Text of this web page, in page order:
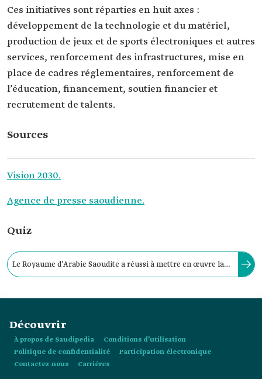
Ces initiatives sont réparties en huit axes :
développement de la technologie et du matériel,
production de jeux et de sports électroniques et autres
services, renforcement des infrastructures, mise en
place de cadres réglementaires, renforcement de
l’éducation, financement, soutien financier et
recrutement de talents.
Sources
Vision 2030.
Agence de presse saoudienne.
Quiz
Le Royaume d’Arabie Saoudite a réussi à mettre en œuvre la
de cette stratégie.
Découvrir
À propos de Saudipedia
Conditions d’utilisation
Politique de confidentialité
Participation électronique
Contactez-nous
Carrières